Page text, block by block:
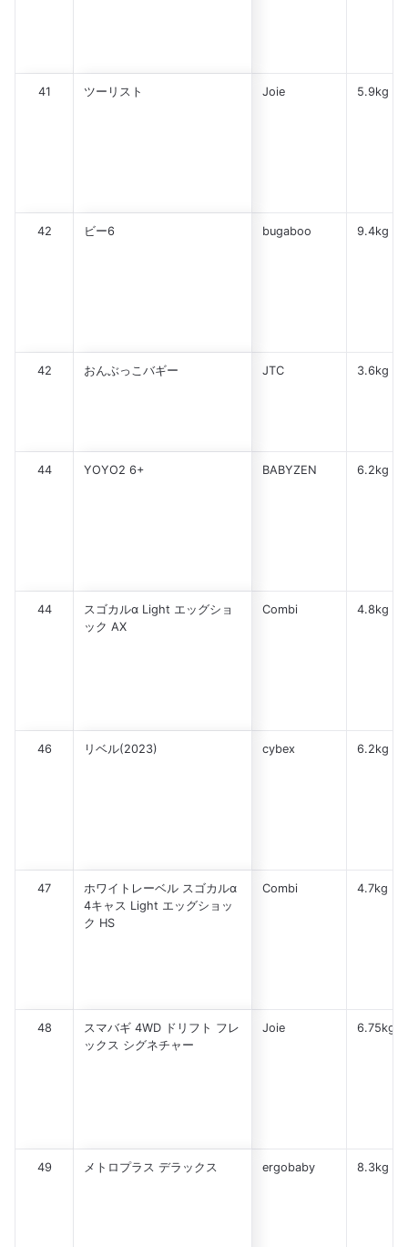
41 ツーリスト Joie 5.9kg
42 ビー6 bugaboo 9.4kg
42 おんぶっこバギー JTC 3.6kg
44 YOYO2 6+ BABYZEN 6.2kg
44
スゴカルα Light エッグショ
ック AX
Combi 4.8kg
46 リベル(2023) cybex 6.2kg
47
ホワイトレーベル スゴカルα
4キャス Light エッグショッ
ク HS
Combi 4.7kg
48
スマバギ 4WD ドリフト フレ
ックス シグネチャー
Joie 6.75kg
49 メトロプラス デラックス ergobaby 8.3kg